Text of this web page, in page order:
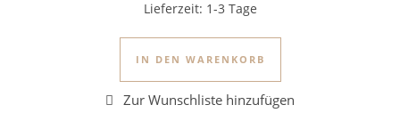
Lieferzeit: 1-3 Tage
IN DEN WARENKORB